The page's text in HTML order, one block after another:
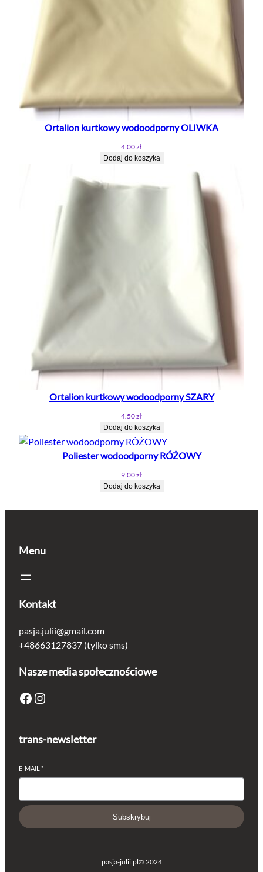
Ortalion kurtkowy wodoodporny OLIWKA
4.00zł
Dodaj do koszyka
Ortalion kurtkowy wodoodporny SZARY
4.50zł
Dodaj do koszyka
Poliester wodoodporny RÓŻOWY
9.00zł
Dodaj do koszyka
Menu
Kontakt
pasja.julii@gmail.com
+48663127837 (tylko sms)
Nasze media społecznościowe
Facebook Instagram
trans-newsletter
E-MAIL *
Subskrybuj
pasja-julii.pl© 2024